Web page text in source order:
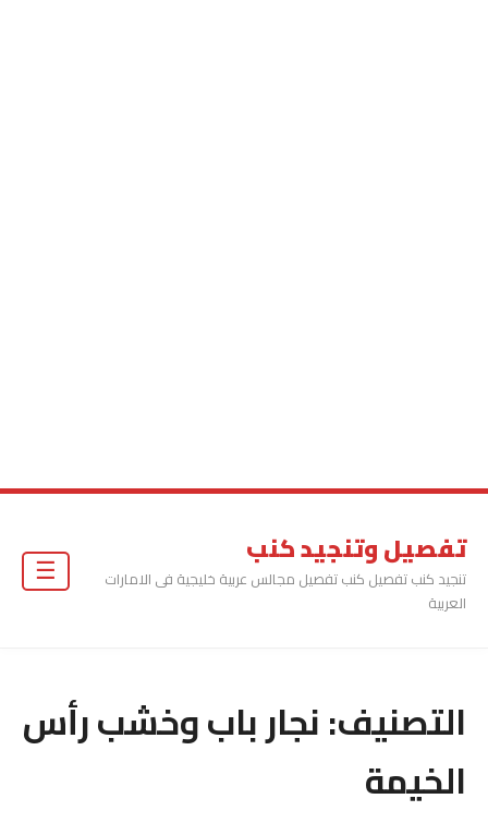
تفصيل وتنجيد كنب
تنجيد كنب تفصيل كنب تفصيل مجالس عربية خليجية فى الامارات
العربية
التصنيف:نجار باب وخشب رأس
الخيمة